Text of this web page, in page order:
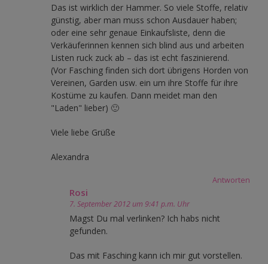
Das ist wirklich der Hammer. So viele Stoffe, relativ
günstig, aber man muss schon Ausdauer haben;
oder eine sehr genaue Einkaufsliste, denn die
Verkäuferinnen kennen sich blind aus und arbeiten
Listen ruck zuck ab – das ist echt faszinierend.
(Vor Fasching finden sich dort übrigens Horden von
Vereinen, Garden usw. ein um ihre Stoffe für ihre
Kostüme zu kaufen. Dann meidet man den
"Laden" lieber) 🙂
Viele liebe Grüße
Alexandra
Antworten
Rosi
7. September 2012 um 9:41 p.m. Uhr
Magst Du mal verlinken? Ich habs nicht
gefunden.
Das mit Fasching kann ich mir gut vorstellen.